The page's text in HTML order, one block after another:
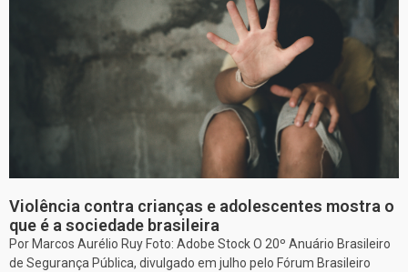
Violência contra crianças e adolescentes mostra o
que é a sociedade brasileira
Por Marcos Aurélio Ruy Foto: Adobe Stock O 20º Anuário Brasileiro
de Segurança Pública, divulgado em julho pelo Fórum Brasileiro